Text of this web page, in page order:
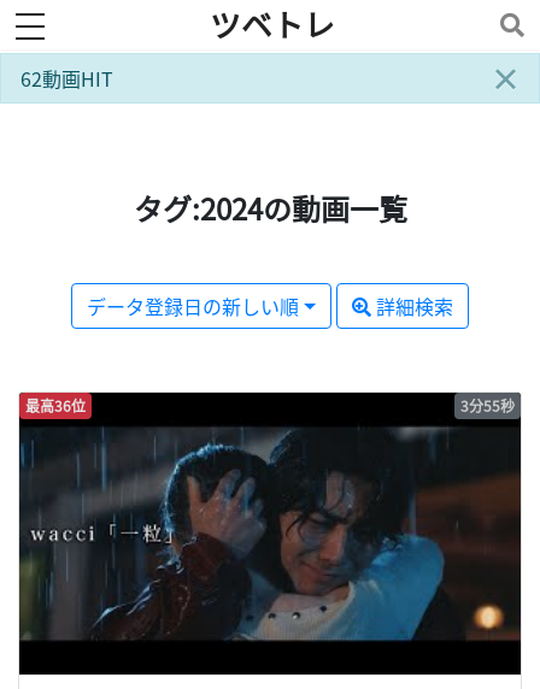
toggle navigation ツベトレ
×
62動画HIT
タグ:2024の動画一覧
データ登録日の新しい順 詳細検索
最高36位 3分55秒